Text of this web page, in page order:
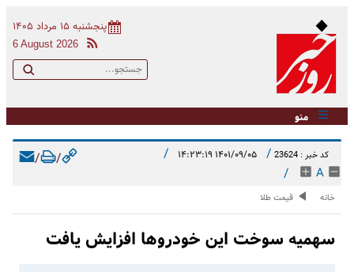
پنجشنبه ۱۵ مرداد ۱۴۰۵
6 August 2026
منو
کد خبر : 23624 / ۱۴۰۱/۰۹/۰۵ ۱۴:۲۳:۱۹ /
A
/
/
/
خانه قیمت طلا
سهمیه سوخت این خودروها افزایش یافت